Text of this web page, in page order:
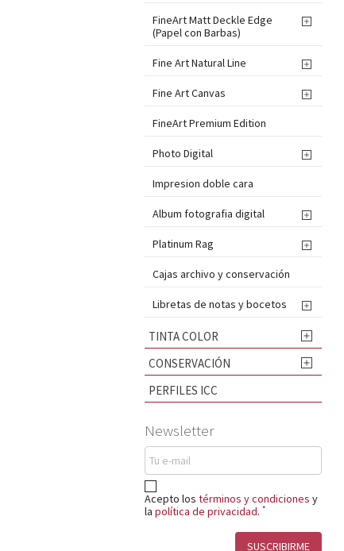
FineArt Matt Deckle Edge
(Papel con Barbas)

Fine Art Natural Line 
Fine Art Canvas 
FineArt Premium Edition
Photo Digital 
Impresion doble cara
Album fotografia digital 
Platinum Rag 
Cajas archivo y conservación
Libretas de notas y bocetos 
TINTA COLOR 
CONSERVACIÓN 
PERFILES ICC
Newsletter
Acepto los términos y condiciones y
la política de privacidad. *